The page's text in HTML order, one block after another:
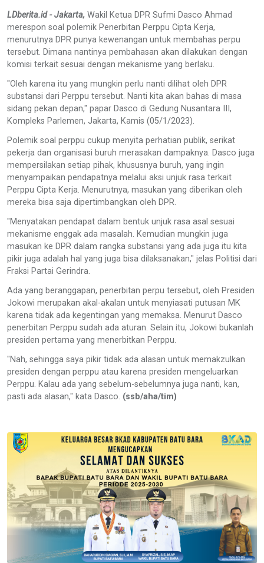
LDberita.id - Jakarta, Wakil Ketua DPR Sufmi Dasco Ahmad
merespon soal polemik Penerbitan Perppu Cipta Kerja,
menurutnya DPR punya kewenangan untuk membahas perpu
tersebut. Dimana nantinya pembahasan akan dilakukan dengan
komisi terkait sesuai dengan mekanisme yang berlaku.
"Oleh karena itu yang mungkin perlu nanti dilihat oleh DPR
substansi dari Perppu tersebut. Nanti kita akan bahas di masa
sidang pekan depan," papar Dasco di Gedung Nusantara III,
Kompleks Parlemen, Jakarta, Kamis (05/1/2023).
Polemik soal perppu cukup menyita perhatian publik, serikat
pekerja dan organisasi buruh merasakan dampaknya. Dasco juga
mempersilakan setiap pihak, khususnya buruh, yang ingin
menyampaikan pendapatnya melalui aksi unjuk rasa terkait
Perppu Cipta Kerja. Menurutnya, masukan yang diberikan oleh
mereka bisa saja dipertimbangkan oleh DPR.
"Menyatakan pendapat dalam bentuk unjuk rasa asal sesuai
mekanisme enggak ada masalah. Kemudian mungkin juga
masukan ke DPR dalam rangka substansi yang ada juga itu kita
pikir juga adalah hal yang juga bisa dilaksanakan," jelas Politisi dari
Fraksi Partai Gerindra.
Ada yang beranggapan, penerbitan perpu tersebut, oleh Presiden
Jokowi merupakan akal-akalan untuk menyiasati putusan MK
karena tidak ada kegentingan yang memaksa. Menurut Dasco
penerbitan Perppu sudah ada aturan. Selain itu, Jokowi bukanlah
presiden pertama yang menerbitkan Perppu.
"Nah, sehingga saya pikir tidak ada alasan untuk memakzulkan
presiden dengan perppu atau karena presiden mengeluarkan
Perppu. Kalau ada yang sebelum-sebelumnya juga nanti, kan,
pasti ada alasan," kata Dasco. (ssb/aha/tim)